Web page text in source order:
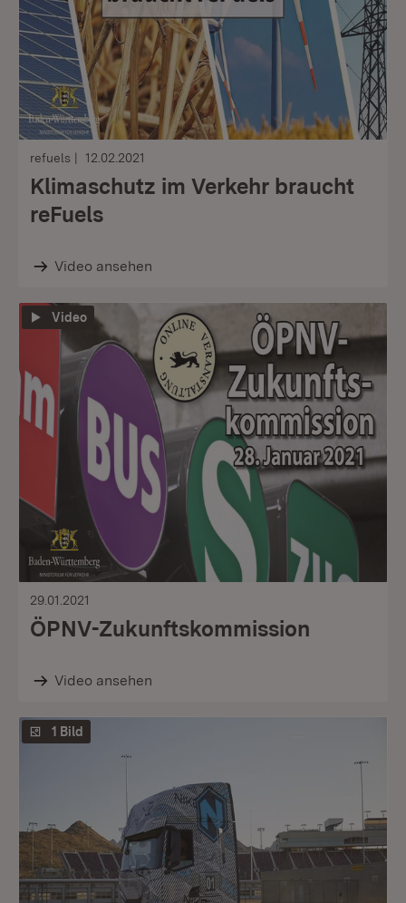
refuels 12.02.2021
Klimaschutz im Verkehr braucht
reFuels
Video ansehen
Video
29.01.2021
ÖPNV-Zukunftskommission
Video ansehen
1 Bild